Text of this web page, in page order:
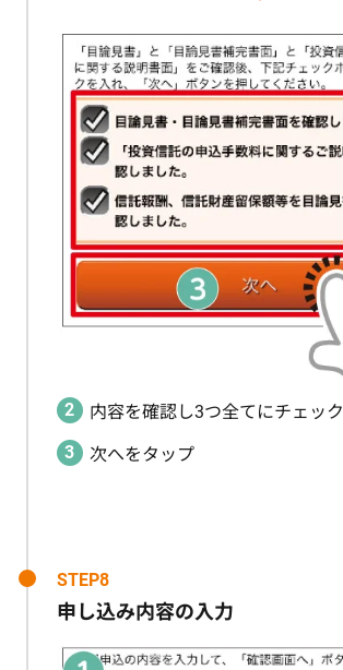
内容を確認し3つ全てにチェック
次へをタップ
STEP8
申し込み内容の入力